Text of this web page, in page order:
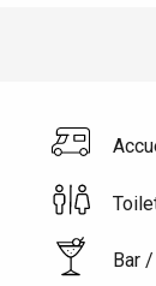
Bar